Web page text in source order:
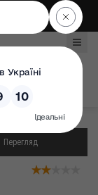
Перегляд